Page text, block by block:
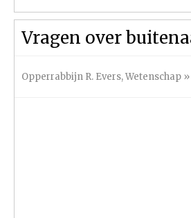
Vragen over
Opperrabbijn R. Evers,Wetenschap »